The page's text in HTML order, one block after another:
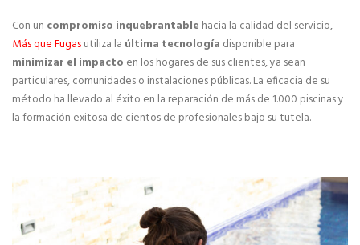
Manuales de Franquicia
SERVICIOS
Marketing online para Franquicias
Formación para franquicias
Con un compromiso inquebrantable hacia la calidad del servicio,
Más que Fugasutiliza la última tecnología disponible para
minimizar el impacto en los hogares de sus clientes, ya sean
particulares, comunidades o instalaciones públicas. La eficacia de su
método ha llevado al éxito en la reparación de más de 1.000 piscinas y
la formación exitosa de cientos de profesionales bajo su tutela.